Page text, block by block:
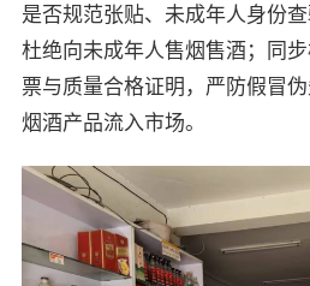
是否规范张贴、未成年人身份
杜绝向未成年人售烟售酒；同
票与质量合格证明，严防假冒
烟酒产品流入市场。